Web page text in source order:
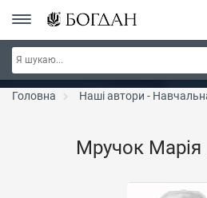
РОЗПРОДАЖ ~ 150 грн ~ 200 грн ~ 250
300 грн ~ РОЗПРОДАЖ
Головна Наші автори -
Мручок Марія